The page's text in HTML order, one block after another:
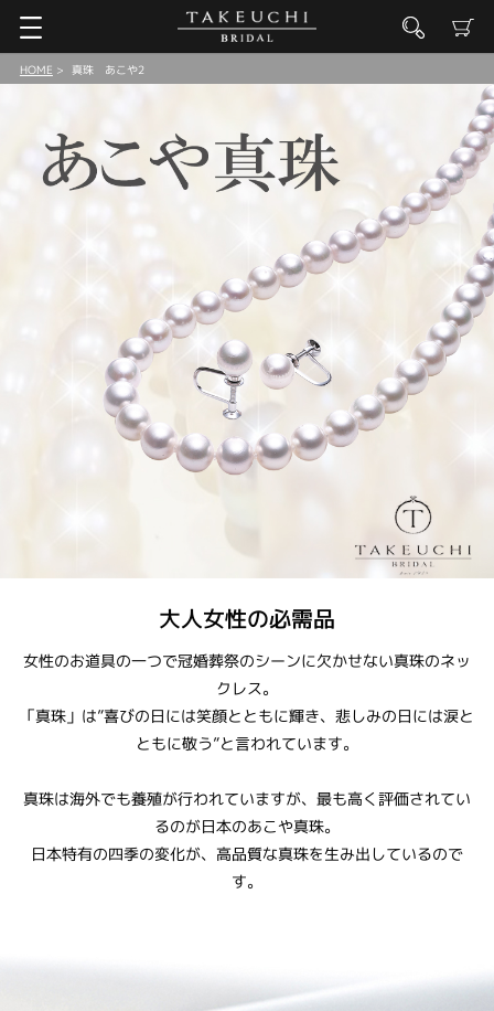
HOME 真珠 あこや2
大人女性の必需品
女性のお道具の一つで冠婚葬祭のシーンに欠かせない真珠のネッ
クレス。
「真珠」は”喜びの日には笑顔とともに輝き、悲しみの日には涙と
ともに敬う”と言われています。
真珠は海外でも養殖が行われていますが、最も高く評価されてい
るのが日本のあこや真珠。
日本特有の四季の変化が、高品質な真珠を生み出しているので
す。